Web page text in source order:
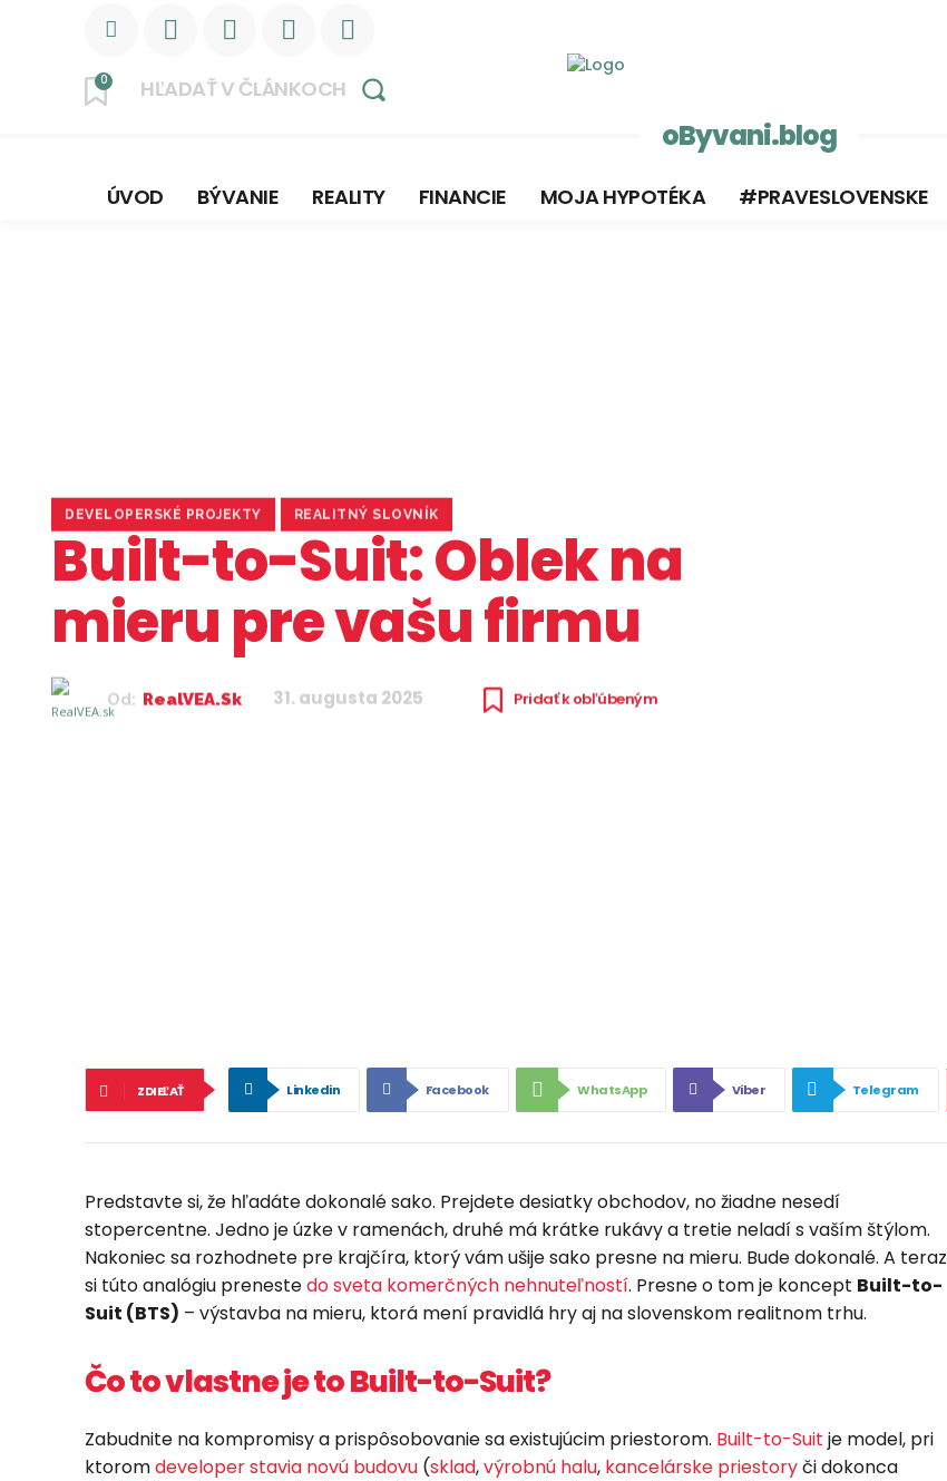
0 HĽADAŤ V ČLÁNKOCH
oByvani.blog
ÚVOD BÝVANIE REALITY FINANCIE MOJA HYPOTÉKA #PRAVESLOVENSKE
DEVELOPERSKÉ PROJEKTY REALITNÝ SLOVNÍK
Built-to-Suit: Oblek na
mieru pre vašu firmu
Od: RealVEA.sk 31. augusta 2025 Pridať k obľúbeným
ZDIEĽAŤ Linkedin Facebook WhatsApp Viber Telegram
Predstavte si, že hľadáte dokonalé sako. Prejdete desiatky obchodov, no žiadne nesedí
stopercentne. Jedno je úzke v ramenách, druhé má krátke rukávy a tretie neladí s vaším štýlom.
Nakoniec sa rozhodnete pre krajčíra, ktorý vám ušije sako presne na mieru. Bude dokonalé. A teraz
si túto analógiu prenestedo sveta komerčných nehnuteľností. Presne o tom je koncept Built-to-
Suit (BTS) – výstavba na mieru, ktorá mení pravidlá hry aj na slovenskom realitnom trhu.
Čo to vlastne je to Built-to-Suit?
Zabudnite na kompromisy a prispôsobovanie sa existujúcim priestorom. Built-to-Suit je model, pri
ktoromdeveloper stavia novú budovu (sklad,výrobnú halu, kancelárske priestoryči dokonca